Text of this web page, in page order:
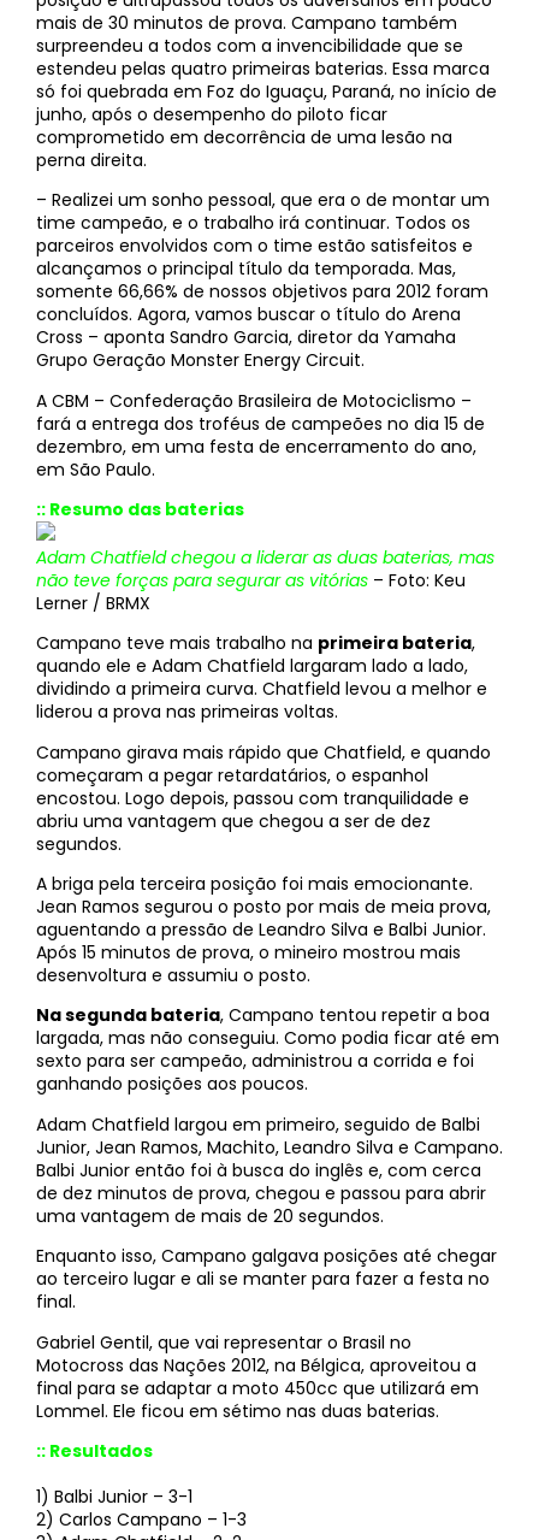
mais de 30 minutos de prova. Campano também
surpreendeu a todos com a invencibilidade que se
estendeu pelas quatro primeiras baterias. Essa marca
só foi quebrada em Foz do Iguaçu, Paraná, no início de
junho, após o desempenho do piloto ficar
comprometido em decorrência de uma lesão na
perna direita.
– Realizei um sonho pessoal, que era o de montar um
time campeão, e o trabalho irá continuar. Todos os
parceiros envolvidos com o time estão satisfeitos e
alcançamos o principal título da temporada. Mas,
somente 66,66% de nossos objetivos para 2012 foram
concluídos. Agora, vamos buscar o título do Arena
Cross – aponta Sandro Garcia, diretor da Yamaha
Grupo Geração Monster Energy Circuit.
A CBM – Confederação Brasileira de Motociclismo –
fará a entrega dos troféus de campeões no dia 15 de
dezembro, em uma festa de encerramento do ano,
em São Paulo.
:: Resumo das baterias
Adam Chatfield chegou a liderar as duas baterias, mas
não teve forças para segurar as vitórias – Foto: Keu
Lerner / BRMX
Campano teve mais trabalho na primeira bateria,
quando ele e Adam Chatfield largaram lado a lado,
dividindo a primeira curva. Chatfield levou a melhor e
liderou a prova nas primeiras voltas.
Campano girava mais rápido que Chatfield, e quando
começaram a pegar retardatários, o espanhol
encostou. Logo depois, passou com tranquilidade e
abriu uma vantagem que chegou a ser de dez
segundos.
A briga pela terceira posição foi mais emocionante.
Jean Ramos segurou o posto por mais de meia prova,
aguentando a pressão de Leandro Silva e Balbi Junior.
Após 15 minutos de prova, o mineiro mostrou mais
desenvoltura e assumiu o posto.
Na segunda bateria, Campano tentou repetir a boa
largada, mas não conseguiu. Como podia ficar até em
sexto para ser campeão, administrou a corrida e foi
ganhando posições aos poucos.
Adam Chatfield largou em primeiro, seguido de Balbi
Junior, Jean Ramos, Machito, Leandro Silva e Campano.
Balbi Junior então foi à busca do inglês e, com cerca
de dez minutos de prova, chegou e passou para abrir
uma vantagem de mais de 20 segundos.
Enquanto isso, Campano galgava posições até chegar
ao terceiro lugar e ali se manter para fazer a festa no
final.
Gabriel Gentil, que vai representar o Brasil no
Motocross das Nações 2012, na Bélgica, aproveitou a
final para se adaptar a moto 450cc que utilizará em
Lommel. Ele ficou em sétimo nas duas baterias.
:: Resultados
1) Balbi Junior – 3-1
2) Carlos Campano – 1-3